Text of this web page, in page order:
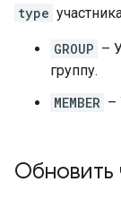
type
GROUP –
группу.
MEMBER –
Обновить